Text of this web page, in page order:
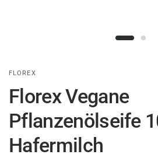
FLOREX
Florex Vegane
Pflanzenölseife
Hafermilch